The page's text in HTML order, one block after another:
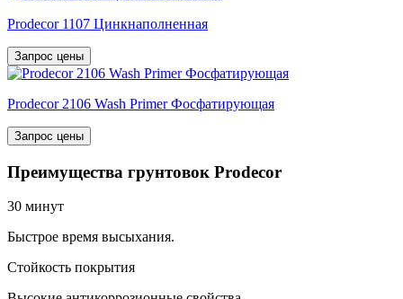
Prodecor 1107 Цинкнаполненная
Запрос цены
Prodecor 2106 Wash Primer Фосфатирующая
Запрос цены
Преимущества грунтовок Prodecor
30 минут
Быстрое время высыхания.
Стойкость покрытия